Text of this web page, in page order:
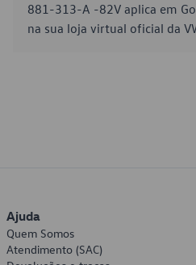
881-313-A -82V aplica em
na sua loja virtual oficial da
Ajuda
Quem Somos
Atendimento (SAC)